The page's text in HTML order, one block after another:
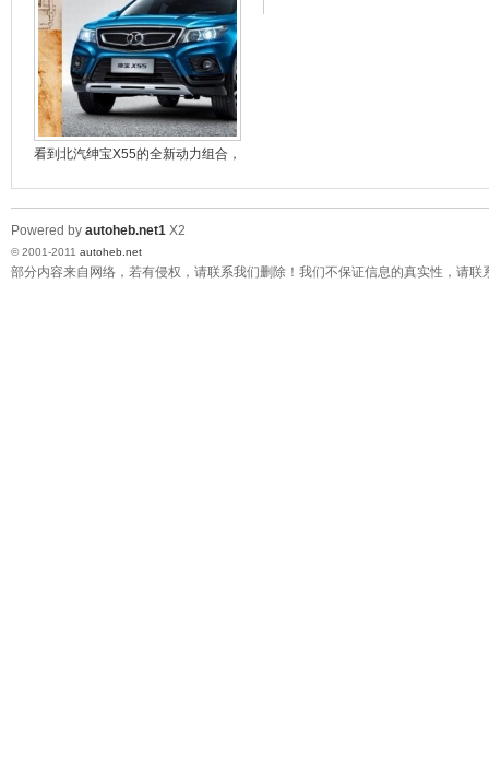
疯了
中国百万级豪华电动越野新巅峰，东风猛士917蛟龙战
甲上市交付 ...
东风猛士917携手医药精英出征第七届医联赛，徒步穿
越大漠戈壁 ... ...
人气男神陆毅空降东风奕派直播间，海量福利火热派送
看到北汽绅宝X55的全新动力组合，
Powered by autoheb.net1 X2
© 2001-2011 autoheb.net
部分内容来自网络，若有侵权，请联系我们删除！我们不保证信息的真实性，请联